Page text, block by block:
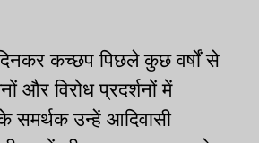
कच्छप पिछले कुछ वर्षों से
और विरोध प्रदर्शनों में
समर्थक उन्हें आदिवासी